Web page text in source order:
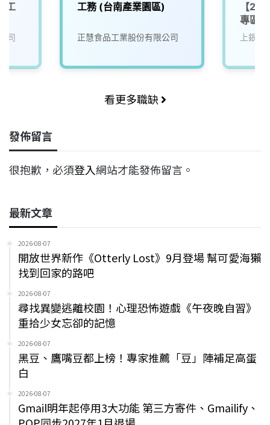
工
司
工務 (台南產業園區)
正慧食品工業股份有限公司
【
專區】
上銀科
看更多職缺
發佈留言
很抱歉，必須登入網站才能發佈留言。
最新文章
2026-08-07
開放世界新作《Otterly Lost》9月登場 幫可愛海獺
找到回家的路吧
2026-08-07
尋找異變逃離校園！心理恐怖遊戲《午夜晚自習》
重拾少女忘卻的記憶
2026-08-07
黑豆、鷹嘴豆都上榜！專家推薦「豆」陣補足高蛋
白
2026-08-07
Gmail明年起停用3大功能 第三方寄件、Gmailify、